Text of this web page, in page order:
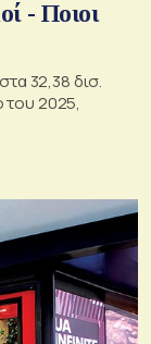
- Ποιοι
32,38 δισ.
του 2025,